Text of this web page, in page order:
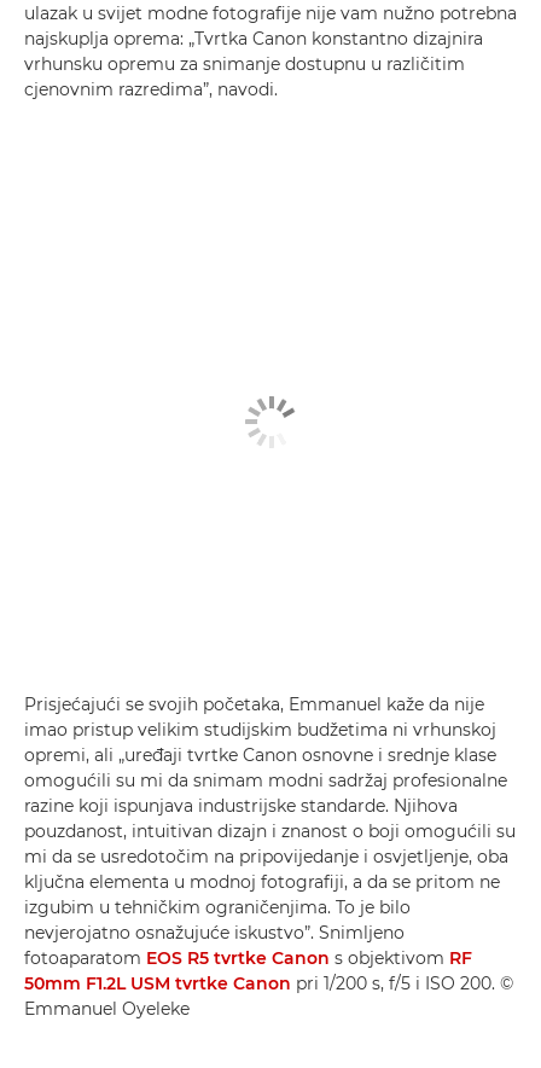
ulazak u svijet modne fotografije nije vam nužno potrebna
najskuplja oprema: „Tvrtka Canon konstantno dizajnira
vrhunsku opremu za snimanje dostupnu u različitim
cjenovnim razredima”, navodi.
Prisjećajući se svojih početaka, Emmanuel kaže da nije
imao pristup velikim studijskim budžetima ni vrhunskoj
opremi, ali „uređaji tvrtke Canon osnovne i srednje klase
omogućili su mi da snimam modni sadržaj profesionalne
razine koji ispunjava industrijske standarde. Njihova
pouzdanost, intuitivan dizajn i znanost o boji omogućili su
mi da se usredotočim na pripovijedanje i osvjetljenje, oba
ključna elementa u modnoj fotografiji, a da se pritom ne
izgubim u tehničkim ograničenjima. To je bilo
nevjerojatno osnažujuće iskustvo”. Snimljeno
fotoaparatom EOS R5 tvrtke Canon s objektivom RF
50mm F1.2L USM tvrtke Canon pri 1/200 s, f/5 i ISO 200. ©
Emmanuel Oyeleke